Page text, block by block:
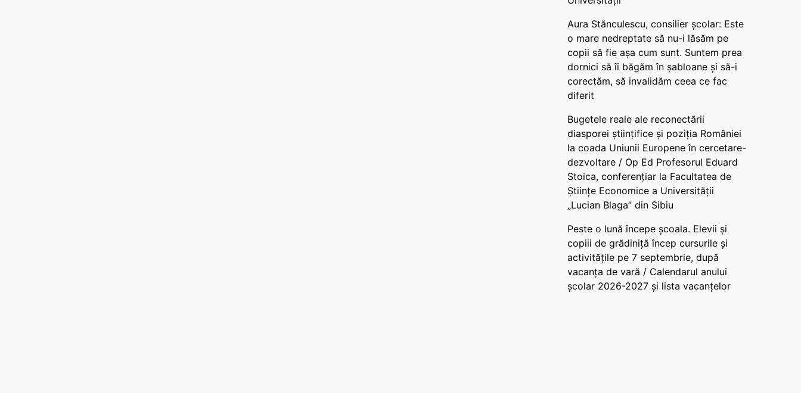
Aura Stănculescu, consilier școlar: Este
o mare nedreptate să nu-i lăsăm pe
copii să fie așa cum sunt. Suntem prea
dornici să îi băgăm în șabloane și să-i
corectăm, să invalidăm ceea ce fac
diferit
Bugetele reale ale reconectării
diasporei științifice și poziția României
la coada Uniunii Europene în cercetare-
dezvoltare / Op Ed Profesorul Eduard
Stoica, conferențiar la Facultatea de
Științe Economice a Universității
„Lucian Blaga” din Sibiu
Peste o lună începe școala. Elevii și
copiii de grădiniță încep cursurile și
activitățile pe 7 septembrie, după
vacanța de vară / Calendarul anului
școlar 2026-2027 și lista vacanțelor